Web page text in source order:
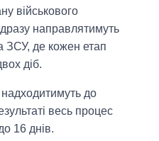
військового
направлятимуть
ЗСУ, де кожен етап
діб.
до
весь процес
16 днів.